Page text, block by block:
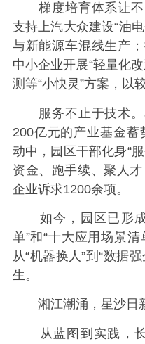
梯度培育体系让不
支持上汽大众建设“油
与新能源车混线生产
中小企业开展“轻量化
测等“小快灵”方案，以
服务不止于技术。
200亿元的产业基金蓄
动中，园区干部化身“
资金、跑手续、聚人
企业诉求1200余项。
如今，园区已形成
单”和“十大应用场景清
从“机器换人”到“数据
生。
湘江潮涌，星沙日
从蓝图到实践，长